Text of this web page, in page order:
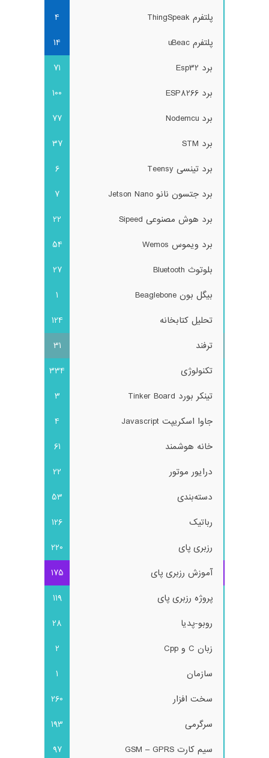
پلتفرم ThingSpeak
4
پلتفرم uBeac
14
برد Esp32
71
برد ESP8266
100
برد Nodemcu
77
برد STM
37
برد تینسی Teensy
6
برد جتسون نانو Jetson Nano
7
برد هوش مصنوعی Sipeed
22
برد ویموس Wemos
54
بلوتوث Bluetooth
27
بیگل بون Beaglebone
1
تحلیل کتابخانه
124
ترفند
31
تکنولوژی
334
تینکر بورد Tinker Board
3
جاوا اسکریپت Javascript
4
خانه هوشمند
61
درایور موتور
22
دسته‌بندی
53
رباتیک
126
رزبری پای
220
آموزش رزبری پای
175
پروژه رزبری پای
119
روبو-پدیا
28
زبان C و Cpp
2
سازمان
1
سخت افزار
260
سرگرمی
193
سیم کارت GSM – GPRS
97